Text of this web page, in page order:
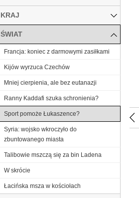
KRAJ
ŚWIAT
Francja: koniec z darmowymi zasiłkami
Kijów wyrzuca Czechów
Mniej cierpienia, ale bez eutanazji
Ranny Kaddafi szuka schronienia?
Sport pomoże Łukaszence?
Syria: wojsko wkroczyło do
zbuntowanego miasta
Talibowie mszczą się za bin Ladena
W skrócie
Łacińska msza w kościołach